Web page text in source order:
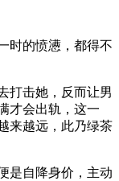
时的愤懑，都得不
打击她，反而让男
才会出轨，这一
来越远，此乃绿茶
是自降身价，主动